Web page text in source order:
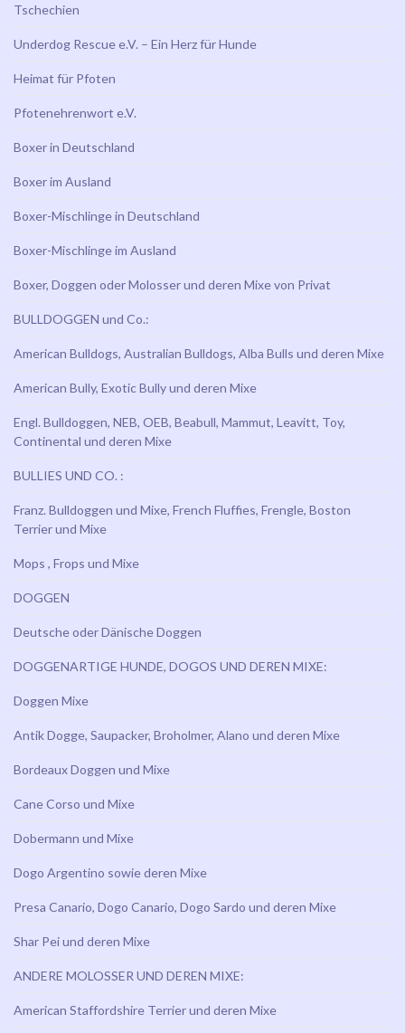
Tschechien
Underdog Rescue e.V. – Ein Herz für Hunde
Heimat für Pfoten
Pfotenehrenwort e.V.
Boxer in Deutschland
Boxer im Ausland
Boxer-Mischlinge in Deutschland
Boxer-Mischlinge im Ausland
Boxer, Doggen oder Molosser und deren Mixe von Privat
BULLDOGGEN und Co.:
American Bulldogs, Australian Bulldogs, Alba Bulls und deren Mixe
American Bully, Exotic Bully und deren Mixe
Engl. Bulldoggen, NEB, OEB, Beabull, Mammut, Leavitt, Toy,
Continental und deren Mixe
BULLIES UND CO. :
Franz. Bulldoggen und Mixe, French Fluffies, Frengle, Boston
Terrier und Mixe
Mops , Frops und Mixe
DOGGEN
Deutsche oder Dänische Doggen
DOGGENARTIGE HUNDE, DOGOS UND DEREN MIXE:
Doggen Mixe
Antik Dogge, Saupacker, Broholmer, Alano und deren Mixe
Bordeaux Doggen und Mixe
Cane Corso und Mixe
Dobermann und Mixe
Dogo Argentino sowie deren Mixe
Presa Canario, Dogo Canario, Dogo Sardo und deren Mixe
Shar Pei und deren Mixe
ANDERE MOLOSSER UND DEREN MIXE:
American Staffordshire Terrier und deren Mixe